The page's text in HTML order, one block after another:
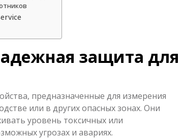
защита для
предназначенные для измерения
или в других опасных зонах. Они
уровень токсичных или
угрозах и авариях.